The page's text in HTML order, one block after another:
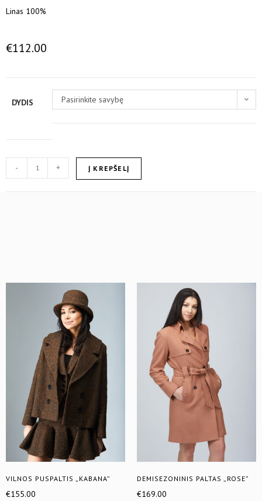
Linas 100%
€112.00
DYDIS Pasirinkite savybę
- + Į KREPŠELĮ
VILNOS PUSPALTIS „KABANA”
€155.00
DEMISEZONINIS PALTAS „ROSE”
€169.00